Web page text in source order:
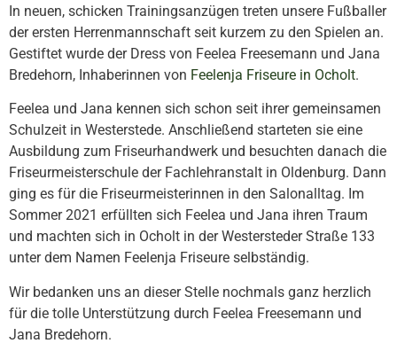
In neuen, schicken Trainingsanzügen treten unsere Fußballer
der ersten Herrenmannschaft seit kurzem zu den Spielen an.
Gestiftet wurde der Dress von Feelea Freesemann und Jana
Bredehorn, Inhaberinnen von Feelenja Friseure in Ocholt.
Feelea und Jana kennen sich schon seit ihrer gemeinsamen
Schulzeit in Westerstede. Anschließend starteten sie eine
Ausbildung zum Friseurhandwerk und besuchten danach die
Friseurmeisterschule der Fachlehranstalt in Oldenburg. Dann
ging es für die Friseurmeisterinnen in den Salonalltag. Im
Sommer 2021 erfüllten sich Feelea und Jana ihren Traum
und machten sich in Ocholt in der Westersteder Straße 133
unter dem Namen Feelenja Friseure selbständig.
Wir bedanken uns an dieser Stelle nochmals ganz herzlich
für die tolle Unterstützung durch Feelea Freesemann und
Jana Bredehorn.